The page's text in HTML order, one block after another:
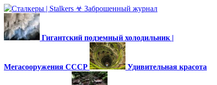
Гигантский подземный холодильник |
Мегасооружения СССР Удивительная красота